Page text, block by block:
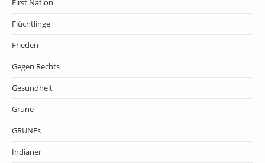
First Nation
Flüchtlinge
Frieden
Gegen Rechts
Gesundheit
Grüne
GRÜNEs
Indianer